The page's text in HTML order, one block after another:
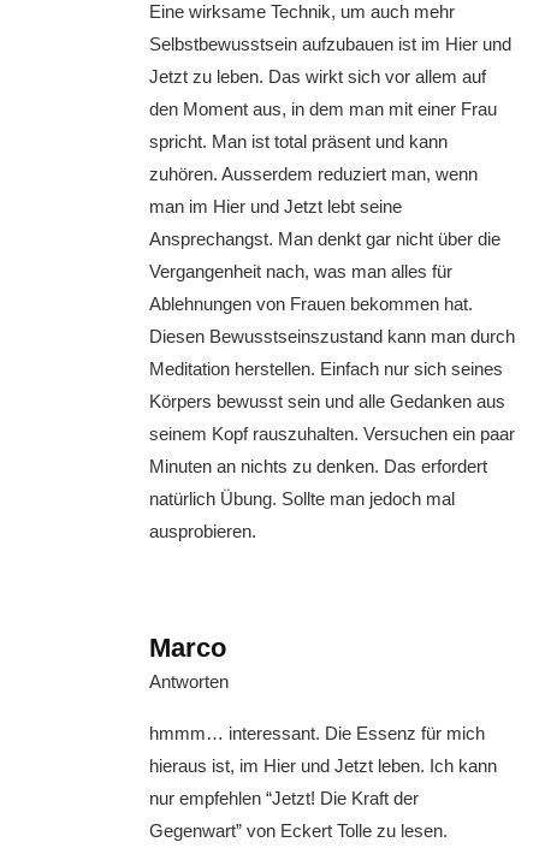
Eine wirksame Technik, um auch mehr
Selbstbewusstsein aufzubauen ist im Hier und
Jetzt zu leben. Das wirkt sich vor allem auf
den Moment aus, in dem man mit einer Frau
spricht. Man ist total präsent und kann
zuhören. Ausserdem reduziert man, wenn
man im Hier und Jetzt lebt seine
Ansprechangst. Man denkt gar nicht über die
Vergangenheit nach, was man alles für
Ablehnungen von Frauen bekommen hat.
Diesen Bewusstseinszustand kann man durch
Meditation herstellen. Einfach nur sich seines
Körpers bewusst sein und alle Gedanken aus
seinem Kopf rauszuhalten. Versuchen ein paar
Minuten an nichts zu denken. Das erfordert
natürlich Übung. Sollte man jedoch mal
ausprobieren.
Marco
Antworten
hmmm… interessant. Die Essenz für mich
hieraus ist, im Hier und Jetzt leben. Ich kann
nur empfehlen “Jetzt! Die Kraft der
Gegenwart” von Eckert Tolle zu lesen.